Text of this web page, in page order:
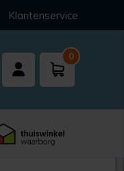
Klantenservice
0